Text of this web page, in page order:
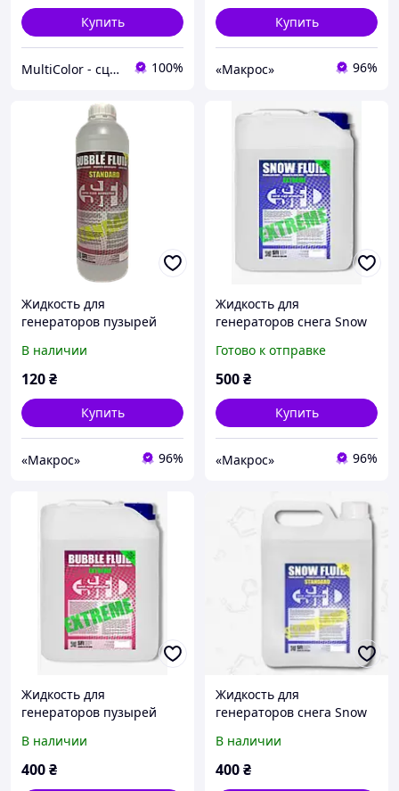
Купить
MultiColor - сценічні эфекти 100%
Купить
«Макрос» 96%
Жидкость для
генераторов пузырей
В наличии
120₴
Купить
«Макрос» 96%
Жидкость для
генераторов снега Snow
Готово к отправке
500₴
Купить
«Макрос» 96%
Жидкость для
генераторов пузырей
В наличии
400₴
Жидкость для
генераторов снега Snow
В наличии
400₴